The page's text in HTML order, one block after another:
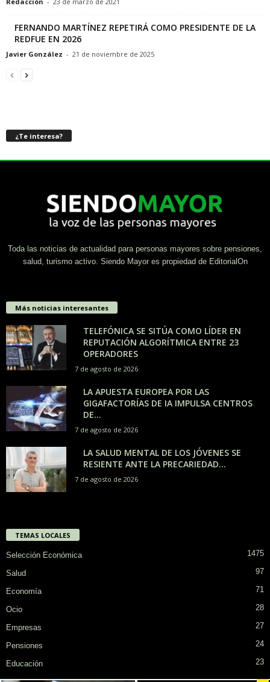
FERNANDO MARTÍNEZ REPETIRÁ COMO PRESIDENTE DE LA
REDFUE EN 2026
Javier González - 21 de noviembre de 2025
¿Te interesa?
Toda las noticias de actualidad para personas mayores sobre pensiones,
salud, turismo activo. Siendo Mayor es propiedad de EditorialOn
Más noticias interesantes
TELEFÓNICA SE SITÚA COMO LÍDER EN
REPUTACIÓN ALGORÍTMICA ENTRE 23
OPERADORES
7 de agosto de 2026
LA APUESTA EUROPEA POR LAS
GIGAFACTORÍAS DE IA IMPULSA CENTROS
DE...
7 de agosto de 2026
LA SALUD MENTAL DE LOS JÓVENES SE
RESIENTE ANTE LA PRECARIEDAD...
7 de agosto de 2026
TEMAS LOCALES
Selección Económica 1475
Salud 97
Economía 71
Ocio 28
Empresas 27
Pensiones 24
Educación 23